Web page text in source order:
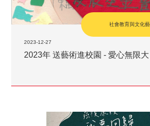
社會教育與文化
2023-12-27
2023年 送藝術進校園 - 愛心無限